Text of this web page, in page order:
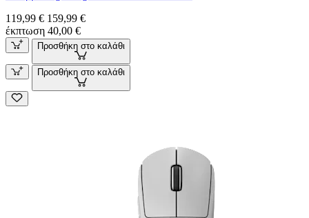
119,99 € 159,99 €
έκπτωση 40,00 €
Προσθήκη στο καλάθι
Προσθήκη στο καλάθι